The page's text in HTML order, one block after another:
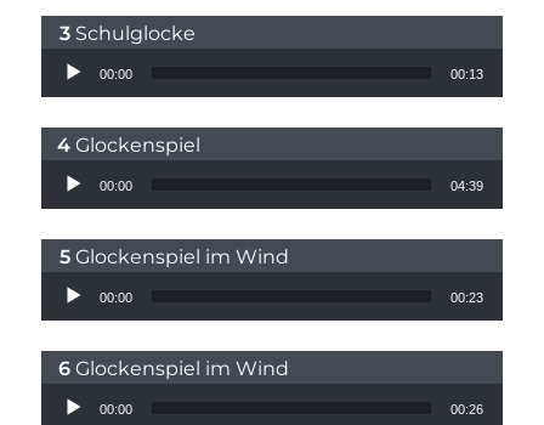
Schulglocke
Audio-Player
00:00 00:13
Glockenspiel
Audio-Player
00:00 04:39
Glockenspiel im Wind
Audio-Player
00:00 00:23
Glockenspiel im Wind
Audio-Player
00:00 00:26